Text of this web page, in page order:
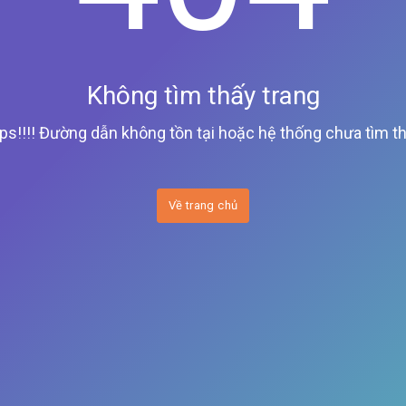
Không tìm thấy trang
Đường dẫn không tồn tại hoặc hệ thống chưa tìm
Về trang chủ